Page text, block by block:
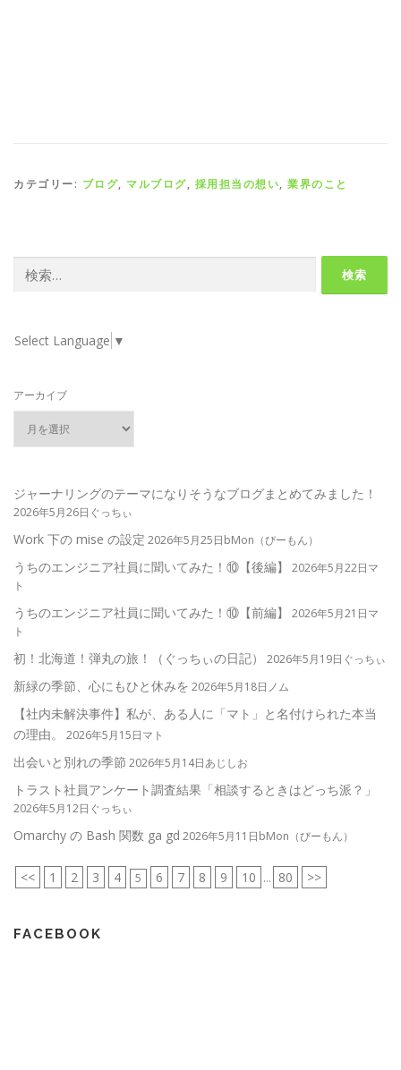
カテゴリー: ブログ, マルブログ, 採用担当の想い, 業界のこと
索:
Select Language ▼
アーカイブ
ジャーナリングのテーマになりそうなブログまとめてみました！
2026年5月26日ぐっちぃ
Work 下の mise の設定 2026年5月25日bMon（びーもん）
うちのエンジニア社員に聞いてみた！⑩【後編】
2026年5月22日マ
ト
うちのエンジニア社員に聞いてみた！⑩【前編】
2026年5月21日マ
ト
初！北海道！弾丸の旅！（ぐっちぃの日記） 2026年5月19日ぐっちぃ
新緑の季節、心にもひと休みを 2026年5月18日ノム
【社内未解決事件】私が、ある人に「マト」と名付けられた本当
の理由。
2026年5月15日マト
出会いと別れの季節 2026年5月14日あじしお
トラスト社員アンケート調査結果「相談するときはどっち派？」
2026年5月12日ぐっちぃ
Omarchy の Bash 関数 ga gd 2026年5月11日bMon（びーもん）
<< 1 2 3 4 5 6 7 8 9 10 ... 80 >>
FACEBOOK